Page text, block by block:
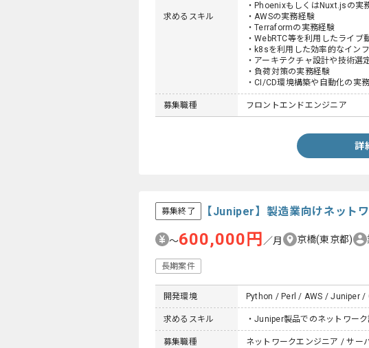
求めるスキル
・PhoenixもしくはNuxt.jsの実
・AWSの実務経験
・Terraformの実務経験
・WebRTC等を利用したライ
・k8sを利用した効率的なイン
・アーキテクチャ設計や技術選
・負荷対策の実務経験
・CI/CD環境構築や自動化の実
募集職種 フロントエンドエンジニア
詳
募集終了 【Juniper】製造業向けネット
〜600,000円 ／月 京橋(東京都)
長期案件
開発環境 Python / Perl / AWS / Juniper
求めるスキル ・Juniper製品でのネットワー
募集職種 ネットワークエンジニア / サー